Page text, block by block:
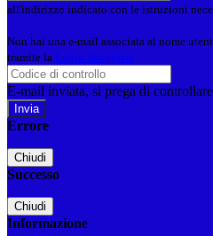
all'indirizzo indicato con le istruzioni
Non hai una e-mail associata al nome
tramite la Login Spaggiari
E-mail inviata, si prega di
Errore
Chiudi
Successo
Chiudi
Informazione